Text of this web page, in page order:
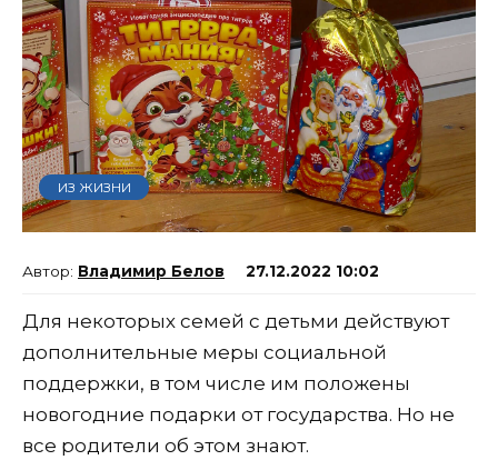
ИЗ ЖИЗНИ
Владимир Белов 27.12.2022 10:02
Для некоторых семей с детьми действуют
дополнительные меры социальной
поддержки, в том числе им положены
новогодние подарки от государства. Но не
все родители об этом знают.